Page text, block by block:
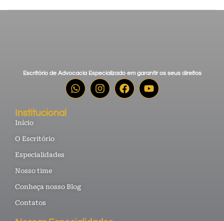
Escritório de Advocacia Especializado em garantir os seus direitos
Institucional
Início
O Escritório
Especialidades
Nosso time
Conheça nosso Blog
Contatos